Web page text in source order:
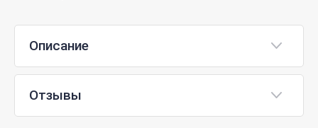
Описание
Отзывы